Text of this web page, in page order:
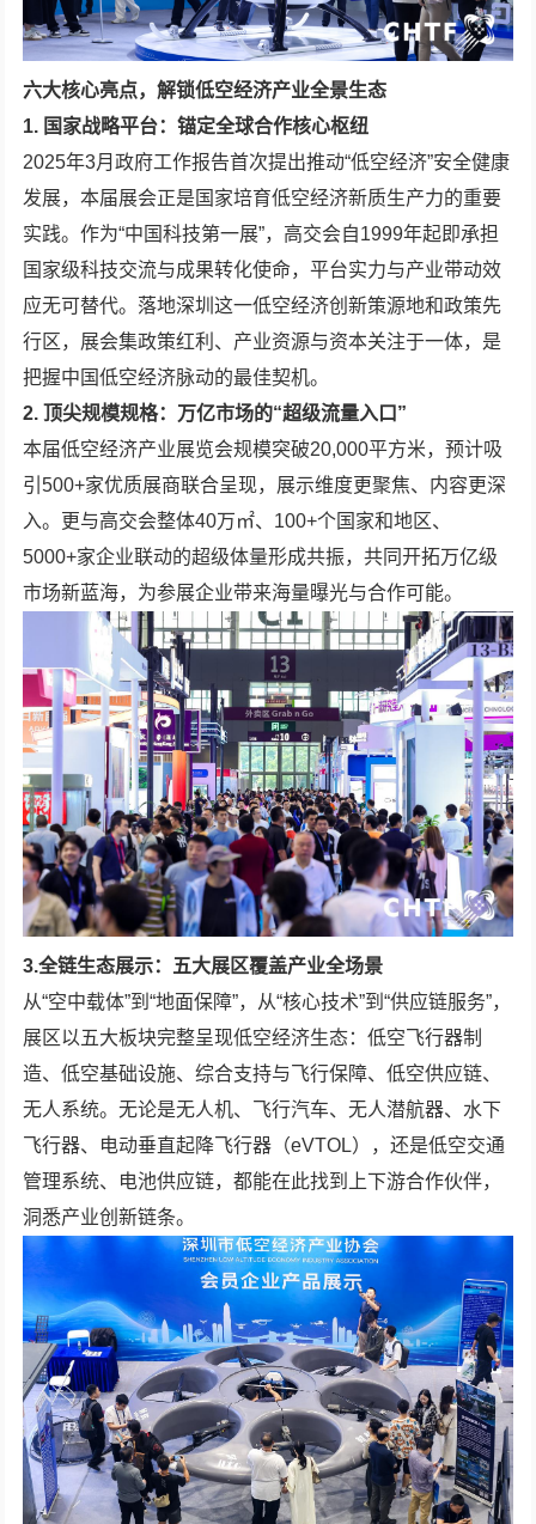
六大核心亮点，解锁低空经济产业全景生态
1. 国家战略平台：锚定全球合作核心枢纽
2025年3月政府工作报告首次提出推动“低空经济”安全健康
发展，本届展会正是国家培育低空经济新质生产力的重要
实践。作为“中国科技第一展”，高交会自1999年起即承担
国家级科技交流与成果转化使命，平台实力与产业带动效
应无可替代。落地深圳这一低空经济创新策源地和政策先
行区，展会集政策红利、产业资源与资本关注于一体，是
把握中国低空经济脉动的最佳契机。
2. 顶尖规模规格：万亿市场的“超级流量入口”
本届低空经济产业展览会规模突破20,000平方米，预计吸
引500+家优质展商联合呈现，展示维度更聚焦、内容更深
入。更与高交会整体40万㎡、100+个国家和地区、
5000+家企业联动的超级体量形成共振，共同开拓万亿级
市场新蓝海，为参展企业带来海量曝光与合作可能。
3.全链生态展示：五大展区覆盖产业全场景
从“空中载体”到“地面保障”，从“核心技术”到“供应链服务”，
展区以五大板块完整呈现低空经济生态：低空飞行器制
造、低空基础设施、综合支持与飞行保障、低空供应链、
无人系统。无论是无人机、飞行汽车、无人潜航器、水下
飞行器、电动垂直起降飞行器（eVTOL），还是低空交通
管理系统、电池供应链，都能在此找到上下游合作伙伴，
洞悉产业创新链条。